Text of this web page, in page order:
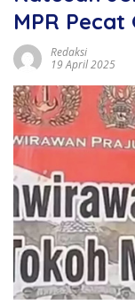
MPR Pecat
Redaksi
19 April 2025